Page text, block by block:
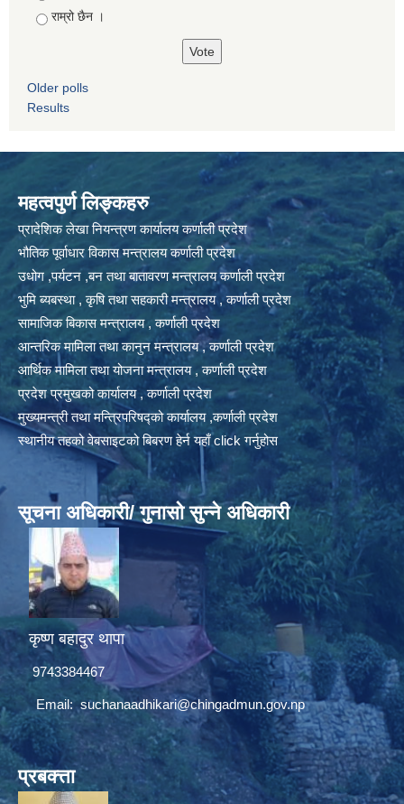
राम्रो छैन ।
Older polls
Results
महत्वपुर्ण लिङ्कहरु
प्रादेशिक लेखा नियन्त्रण कार्यालय कर्णाली प्रदेश
भौतिक पूर्वाधार विकास मन्त्रालय कर्णाली प्रदेश
उधोग ,पर्यटन ,बन तथा बातावरण मन्त्रालय कर्णाली प्रदेश
भुमि ब्यबस्था , कृषि तथा सहकारी मन्त्रालय , कर्णाली प्रदेश
सामाजिक बिकास मन्त्रालय , कर्णाली प्रदेश
आन्तरिक मामिला तथा कानुन मन्त्रालय , कर्णाली प्रदेश
आर्थिक मामिला तथा योजना मन्त्रालय , कर्णाली प्रदेश
प्रदेश प्रमुखको कार्यालय , कर्णाली प्रदेश
मुख्यमन्त्री तथा मन्त्रिपरिषद्को कार्यालय ,कर्णाली प्रदेश
स्थानीय तहको वेबसाइटको बिबरण हेर्न यहाँ click गर्नुहोस
सूचना अधिकारी/ गुनासो सुन्ने अधिकारी
कृष्ण बहादुर थापा
9743384467
Email:suchanaadhikari@chingadmun.gov.np
प्रबक्त्ता